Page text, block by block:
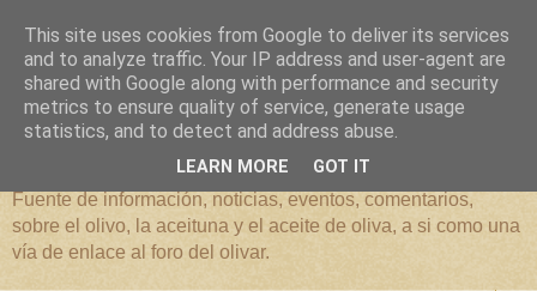
El mundo del Olivar
Fuente de información, noticias, eventos, comentarios,
sobre el olivo, la aceituna y el aceite de oliva, a si como una
vía de enlace al foro del olivar.
This site uses cookies from Google to deliver its services
and to analyze traffic. Your IP address and user-agent are
shared with Google along with performance and security
metrics to ensure quality of service, generate usage
statistics, and to detect and address abuse.
LEARN MORE GOT IT